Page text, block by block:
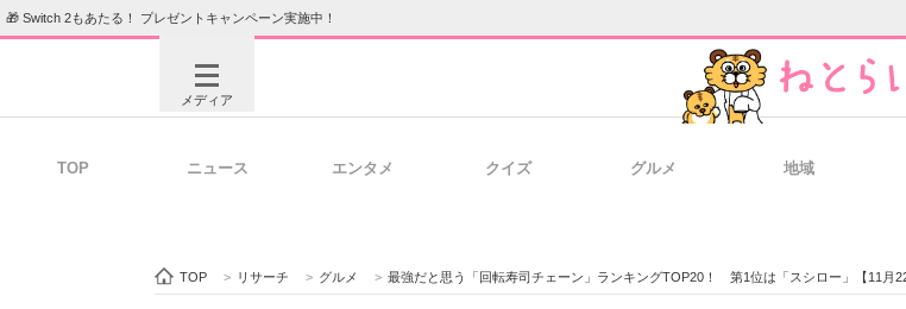
🎁 Switch 2もあたる！ プレゼントキャンペーン実施中！
メディア
TOP ニュース エンタメ クイズ グルメ 地域
TOP > リサーチ > グルメ > 最強だと思う「回転寿司チェーン」ランキングTOP20！ 第1位は「スシロー」【11月22日は